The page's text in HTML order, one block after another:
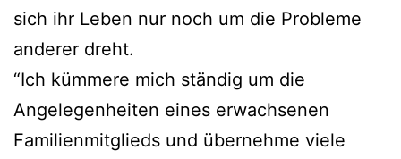
sich ihr Leben nur noch um die Probleme
anderer dreht.
“Ich kümmere mich ständig um die
Angelegenheiten eines erwachsenen
Familienmitglieds und übernehme viele